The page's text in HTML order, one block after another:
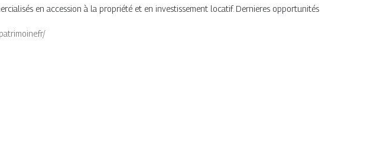
en accession à la propriété et en investissement locatif. Dernieres opportunités